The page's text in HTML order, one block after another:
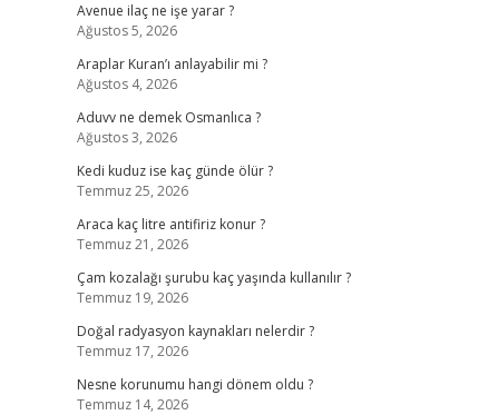
Avenue ilaç ne işe yarar ?
Ağustos 5, 2026
Araplar Kuran’ı anlayabilir mi ?
Ağustos 4, 2026
Aduvv ne demek Osmanlıca ?
Ağustos 3, 2026
Kedi kuduz ise kaç günde ölür ?
Temmuz 25, 2026
Araca kaç litre antifiriz konur ?
Temmuz 21, 2026
Çam kozalağı şurubu kaç yaşında kullanılır ?
Temmuz 19, 2026
Doğal radyasyon kaynakları nelerdir ?
Temmuz 17, 2026
Nesne korunumu hangi dönem oldu ?
Temmuz 14, 2026